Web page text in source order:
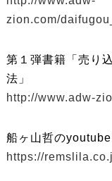
zion.com/
第１弾書籍「売り
法」
http://www.adw-
船ヶ山哲の
https://